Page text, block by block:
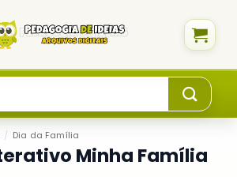
/ Dia da Família
Minha Família